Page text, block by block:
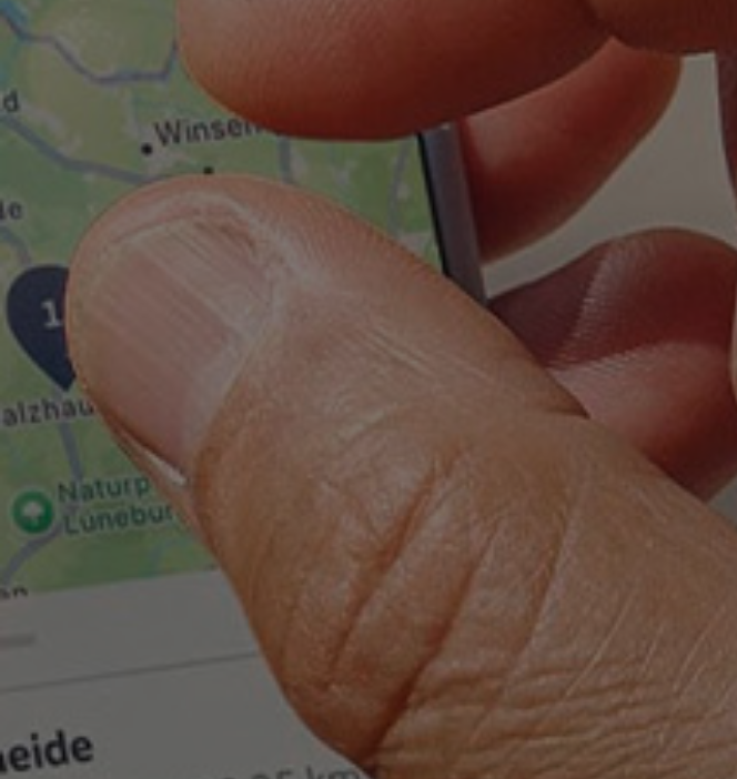
California Welt
California Club
California Magazin & Ratgeber
Vanlife
Ratgeber
Routen & Reisen
California Reisen & Erlebnisse
California App
California Lifestyle & Zubehör
Übernachten im California
Marke
Unternehmen
Natur
Events
Rückblick VW Bus Festival 2023
75 Jahre Bulli Jubiläum
Bulli Magazin
Fahrzeugabholung ab Werk
Uptime